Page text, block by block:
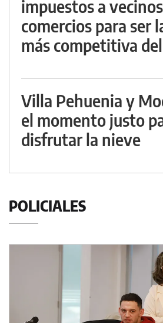
impuestos a
comercios para ser
más competitiva
Villa Pehuenia y
el momento justo
disfrutar la nieve
POLICIALES